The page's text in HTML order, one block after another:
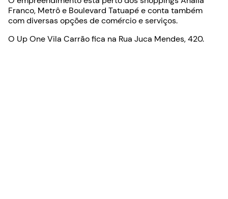
Franco, Metrô e Boulevard Tatuapé e conta também
com diversas opções de comércio e serviços.
O Up One Vila Carrão fica na Rua Juca Mendes, 420.